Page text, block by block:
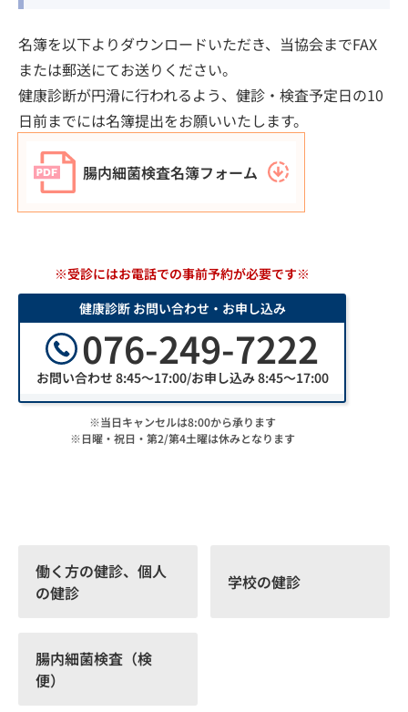
名簿を以下よりダウンロードいただき、当協会までFAX
または郵送にてお送りください。
健康診断が円滑に⾏われるよう、健診‧検査予定⽇の10
⽇前までには名簿提出をお願いいたします。
腸内細菌検査名簿フォーム
※受診にはお電話での事前予約が必要です※
健康診断 お問い合わせ・お申し込み
076-249-7222
お問い合わせ 8:45～17:00/お申し込み 8:45～17:00
※当日キャンセルは8:00から承ります
※日曜・祝日・第2/第4土曜は休みとなります
働く方の健診、個人
の健診
学校の健診
腸内細菌検査（検
便）